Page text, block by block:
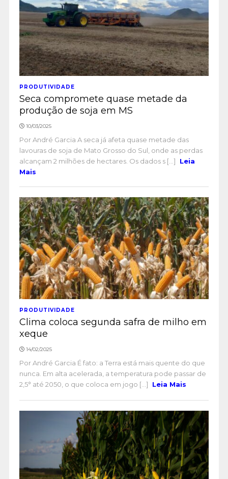
PRODUTIVIDADE
Seca compromete quase metade da
produção de soja em MS
10/03/2025
Por André Garcia A seca já afeta quase metade das
lavouras de soja de Mato Grosso do Sul, onde as perdas
alcançam 2 milhões de hectares. Os dados s [...]
Leia
Mais
PRODUTIVIDADE
Clima coloca segunda safra de milho em
xeque
14/02/2025
Por André Garcia É fato: a Terra está mais quente do que
nunca. Em alta acelerada, a temperatura pode passar de
2,5° até 2050, o que coloca em jogo [...]
Leia Mais